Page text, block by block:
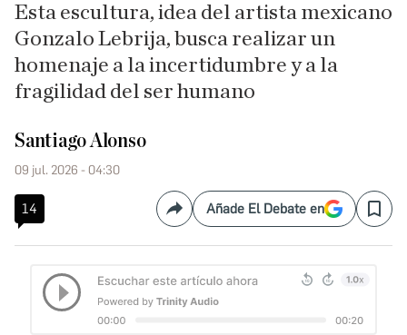
Esta escultura, idea del artista mexicano
Gonzalo Lebrija, busca realizar un
homenaje a la incertidumbre y a la
fragilidad del ser humano
Santiago Alonso
09 jul. 2026 - 04:30
14 CompartirAñade El Debate en Save